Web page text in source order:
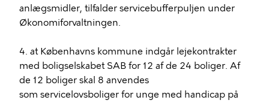
anlægsmidler, tilfalder servicebufferpuljen under
Økonomiforvaltningen.
4. at Københavns kommune indgår lejekontrakter
med boligselskabet SAB for 12 af de 24 boliger. Af
de 12 boliger skal 8 anvendes
som servicelovsboliger for unge med handicap på